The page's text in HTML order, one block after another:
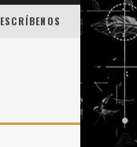
ESCRÍBENOS